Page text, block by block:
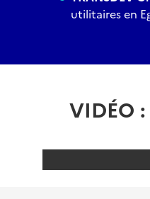
utilitaires en
VIDÉO